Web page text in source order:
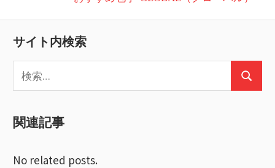
ビ
ゲ
ー
ョ
ン
投
稿:
サイト内検索
索:
検
関連記事
No related posts.